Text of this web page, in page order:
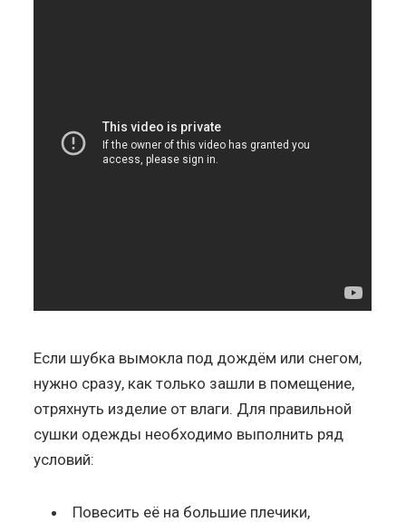
Если шубка вымокла под дождём или снегом,
нужно сразу, как только зашли в помещение,
отряхнуть изделие от влаги. Для правильной
сушки одежды необходимо выполнить ряд
условий:
Повесить её на большие плечики,